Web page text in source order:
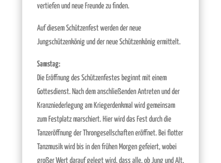
vertiefen und neue Freunde zu finden.
Auf diesem Schützenfest werden der neue
Jungschützenkönig und der neue Schützenkönig ermittelt.
Samstag:
Die Eröffnung des Schützenfestes beginnt mit einem
Gottesdienst. Nach dem anschließenden Antreten und der
Kranzniederlegung am Kriegerdenkmal wird gemeinsam
zum Festplatz marschiert. Hier wird das Fest durch die
Tanzeröffnung der Throngesellschaften eröffnet. Bei flotter
Tanzmusik wird bis in den frühen Morgen gefeiert, wobei
großer Wert darauf gelegt wird, dass alle, ob Jung und Alt,